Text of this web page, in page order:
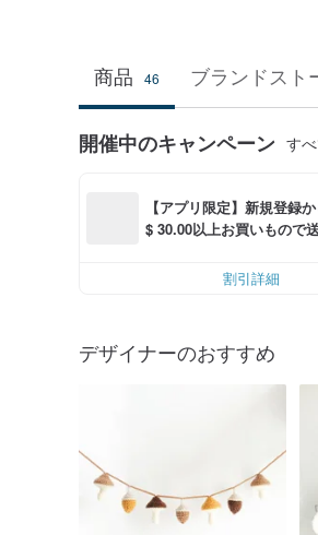
商品 46 ブランドスト
開催中のキャンペーン す
【アプリ限定】新規登録
$ 30.00以上お買いもので
割引詳細
デザイナーのおすすめ